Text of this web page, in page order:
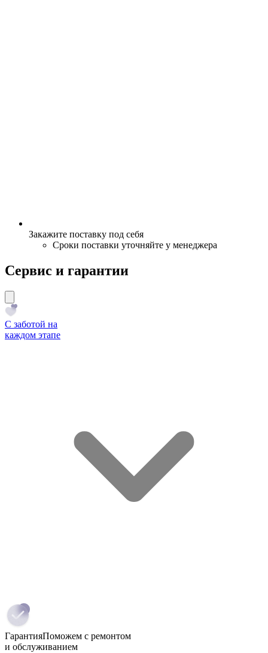
Закажите поставку под себя
Сроки поставки уточняйте у менеджера
Сервис и гарантии
С заботой на
каждом этапе
ГарантияПоможем с ремонтом
и обслуживанием